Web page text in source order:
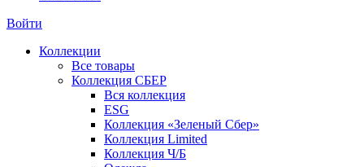
Войти
Коллекции
Все товары
Коллекция СБЕР
Вся коллекция
ESG
Коллекция «Зеленый Сбер»
Коллекция Limited
Коллекция Ч/Б